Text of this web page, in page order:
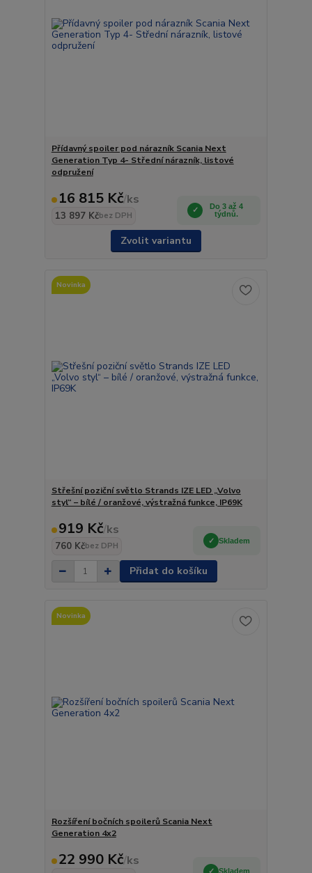
Přídavný spoiler pod nárazník Scania Next
Generation Typ 4- Střední nárazník, listové
odpružení
16 815 Kč/ks
13 897 Kčbez DPH
Do 3 až 4
týdnů.
Zvolit variantu
Novinka
Střešní poziční světlo Strands IZE LED „Volvo
styl“ – bílé / oranžové, výstražná funkce, IP69K
919 Kč/ks
760 Kčbez DPH
Skladem
Přidat do košíku
Novinka
Rozšíření bočních spoilerů Scania Next
Generation 4x2
22 990 Kč/ks
Skladem